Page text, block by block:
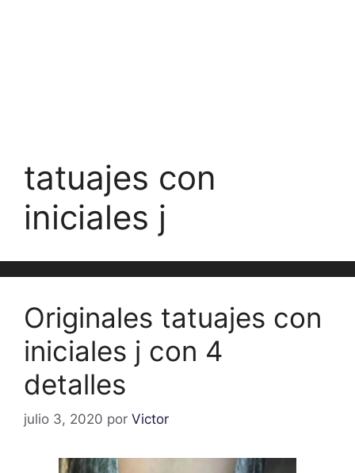
tatuajes con
iniciales j
Originales tatuajes con
iniciales j con 4
detalles
julio 3, 2020 por Victor